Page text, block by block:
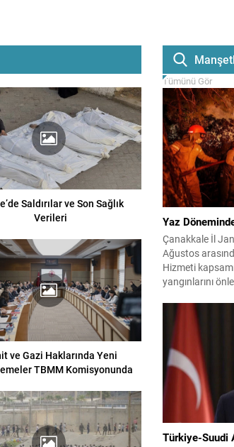
Saldırılar ve Son Sağlık
Verileri
ve Gazi Haklarında Yeni
TBMM Komisyonunda
Tümünü Gör
Yaz
Çanakkale İl
Ağustos
Hizmeti
yangınlarını
görev yapan
aktif olarak
faaliyetleri
bin 315
Türkiye-Suudi